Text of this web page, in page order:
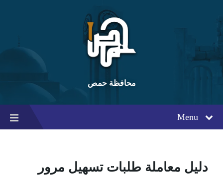
content
main
navigation
footer
محافظة حمص
Menu
دليل معاملة طلبات تسهيل مرور